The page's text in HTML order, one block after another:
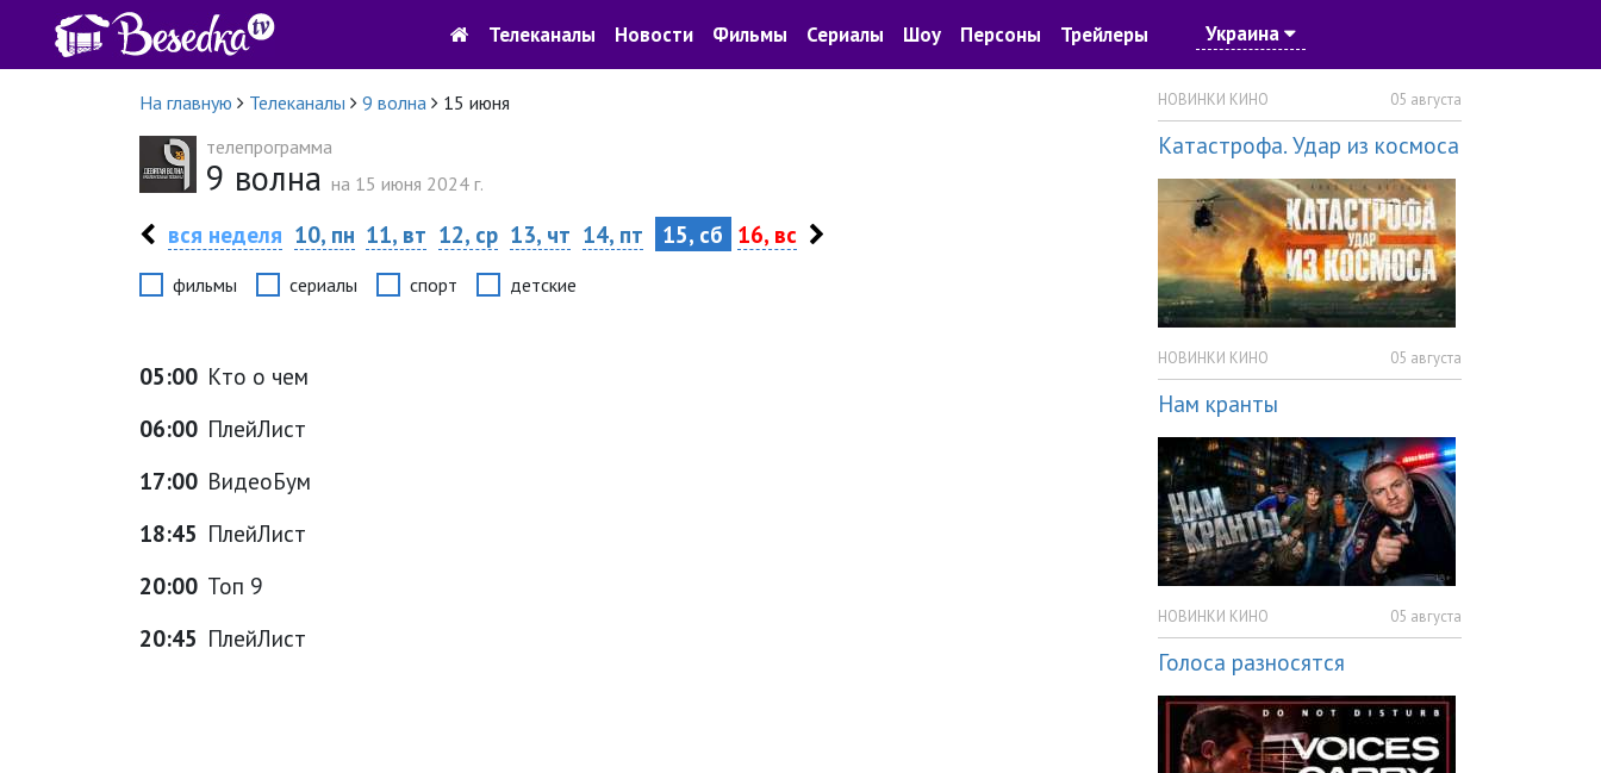
Телеканалы Новости Фильмы Сериалы Шоу Персоны Трейлеры Украина
На главную Телеканалы 9 волна
15 июня
телепрограмма
9 волна на 15 июня 2024 г.
вся неделя 10, пн 11, вт 12, ср 13, чт 14, пт 15, сб 16, вс
фильмы сериалы спорт детские
05:00 Кто о чем
06:00 ПлейЛист
17:00 ВидеоБум
18:45 ПлейЛист
20:00 Топ 9
20:45 ПлейЛист
НОВИНКИ КИНО 05 августа
Катастрофа. Удар из космоса
НОВИНКИ КИНО 05 августа
Нам кранты
НОВИНКИ КИНО 05 августа
Голоса разносятся